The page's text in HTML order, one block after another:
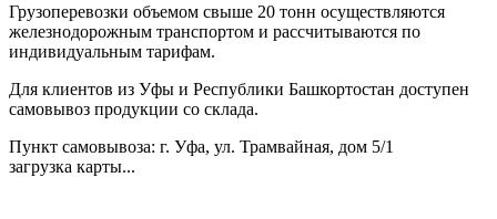
Грузоперевозки объемом свыше 20 тонн осуществляются
железнодорожным транспортом и рассчитываются по
индивидуальным тарифам.
Для клиентов из Уфы и Республики Башкортостан доступен
самовывоз продукции со склада.
Пункт самовывоза: г. Уфа, ул. Трамвайная, дом 5/1
загрузка карты...